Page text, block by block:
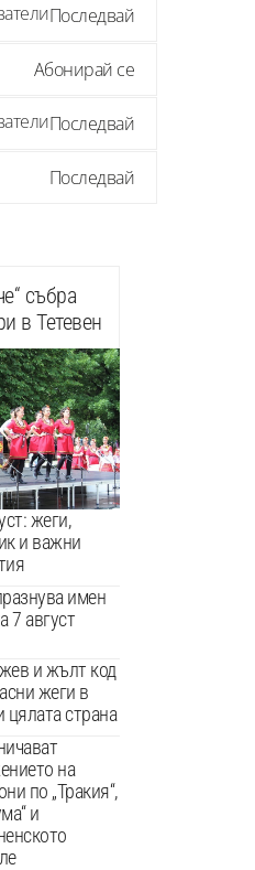
Последвай
Абонирай се
Последвай
Последвай
събра
в Тетевен
жеги,
и важни
имен
7 август
и жълт код
жеги в
цялата страна
на
по „Тракия“,
и